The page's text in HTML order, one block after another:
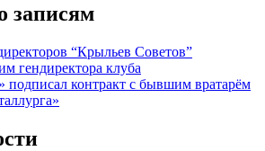
записям
“Крыльев Советов”
гендиректора клуба
подписал контракт с бывшим вратарём